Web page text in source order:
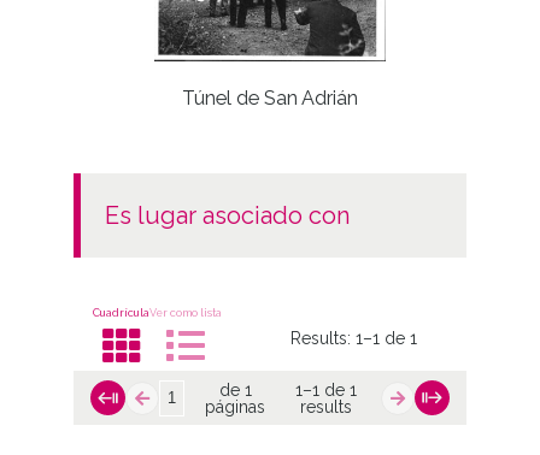
Túnel de San Adrián
es lugar asociado con
CuadrículaVer como lista
Results:1–1 de 1
de 1
páginas
1–1 de 1
results